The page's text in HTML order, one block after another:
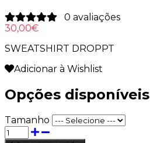
0 avaliações
30,00€
SWEATSHIRT DROPPT
Adicionar à Wishlist
Opções disponíveis
Tamanho